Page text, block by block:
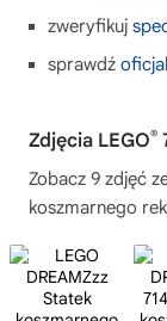
zweryfikuj
sprawdź
Zdjęcia LEGO®
Zobacz 9 zdjęć
koszmarnego